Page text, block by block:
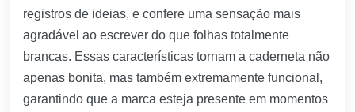
registros de ideias, e confere uma sensação mais
agradável ao escrever do que folhas totalmente
brancas. Essas características tornam a caderneta não
apenas bonita, mas também extremamente funcional,
garantindo que a marca esteja presente em momentos